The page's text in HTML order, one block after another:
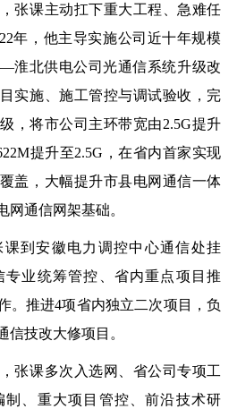
课主动扛下重大工程、急难任
年，他主导实施公司近十年规模
淮北供电公司光通信系统升级改
实施、施工管控与调试验收，完
，将市公司主环带宽由2.5G提升
提升至2.5G，在省内首家实现
盖，大幅提升市县电网通信一体
网通信网架基础。
到安徽电力调控中心通信处挂
业统筹管控、省内重点项目推
。推进4项省内独立二次项目，负
信技改大修项目。
课多次入选网、省公司专项工
、重大项目管控、前沿技术研